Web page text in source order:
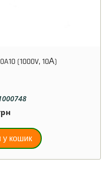
(1000V, 10А)
у кошик